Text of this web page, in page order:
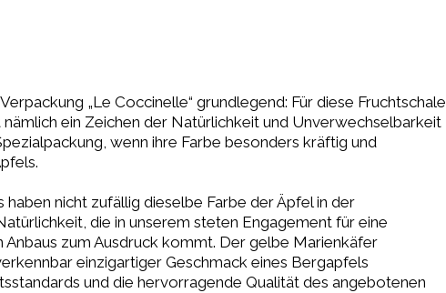
„Le Coccinelle“ grundlegend: Für diese Fruchtschale
ein Zeichen der Natürlichkeit und Unverwechselbarkeit
wenn ihre Farbe besonders kräftig und
nicht zufällig dieselbe Farbe der Äpfel in der
die in unserem steten Engagement für eine
zum Ausdruck kommt. Der gelbe Marienkäfer
einzigartiger Geschmack eines Bergapfels
und die hervorragende Qualität des angebotenen